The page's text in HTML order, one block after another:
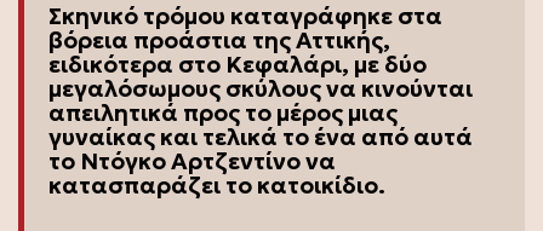
Σκηνικό τρόμου καταγράφηκε στα
βόρεια προάστια της Αττικής,
ειδικότερα στο Κεφαλάρι, με δύο
μεγαλόσωμους σκύλους να κινούνται
απειλητικά προς το μέρος μιας
γυναίκας και τελικά το ένα από αυτά
το Ντόγκο Αρτζεντίνο να
κατασπαράζει το κατοικίδιο.